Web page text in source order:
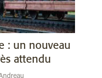
: un nouveau
attendu